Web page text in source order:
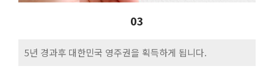
03
5년 경과후 대한민국 영주권을 획득하게 됩니다.